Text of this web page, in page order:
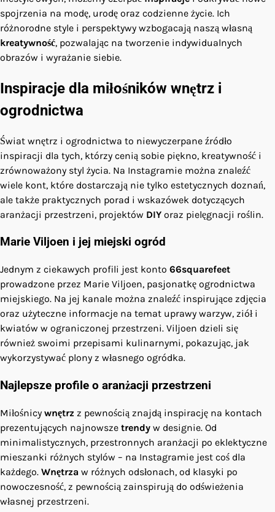
spojrzenia na modę, urodę oraz codzienne życie. Ich
różnorodne style i perspektywy wzbogacają naszą własną
kreatywność, pozwalając na tworzenie indywidualnych
obrazów i wyrażanie siebie.
Inspiracje dla miłośników wnętrz i
ogrodnictwa
Świat wnętrz i ogrodnictwa to niewyczerpane źródło
inspiracji dla tych, którzy cenią sobie piękno, kreatywność i
zrównoważony styl życia. Na Instagramie można znaleźć
wiele kont, które dostarczają nie tylko estetycznych doznań,
ale także praktycznych porad i wskazówek dotyczących
aranżacji przestrzeni, projektów DIY oraz pielęgnacji roślin.
Marie Viljoen i jej miejski ogród
Jednym z ciekawych profili jest konto 66squarefeet
prowadzone przez Marie Viljoen, pasjonatkę ogrodnictwa
miejskiego. Na jej kanale można znaleźć inspirujące zdjęcia
oraz użyteczne informacje na temat uprawy warzyw, ziół i
kwiatów w ograniczonej przestrzeni. Viljoen dzieli się
również swoimi przepisami kulinarnymi, pokazując, jak
wykorzystywać plony z własnego ogródka.
Najlepsze profile o aranżacji przestrzeni
Miłośnicy wnętrz z pewnością znajdą inspirację na kontach
prezentujących najnowsze trendy w designie. Od
minimalistycznych, przestronnych aranżacji po eklektyczne
mieszanki różnych stylów – na Instagramie jest coś dla
każdego. Wnętrza w różnych odsłonach, od klasyki po
nowoczesność, z pewnością zainspirują do odświeżenia
własnej przestrzeni.